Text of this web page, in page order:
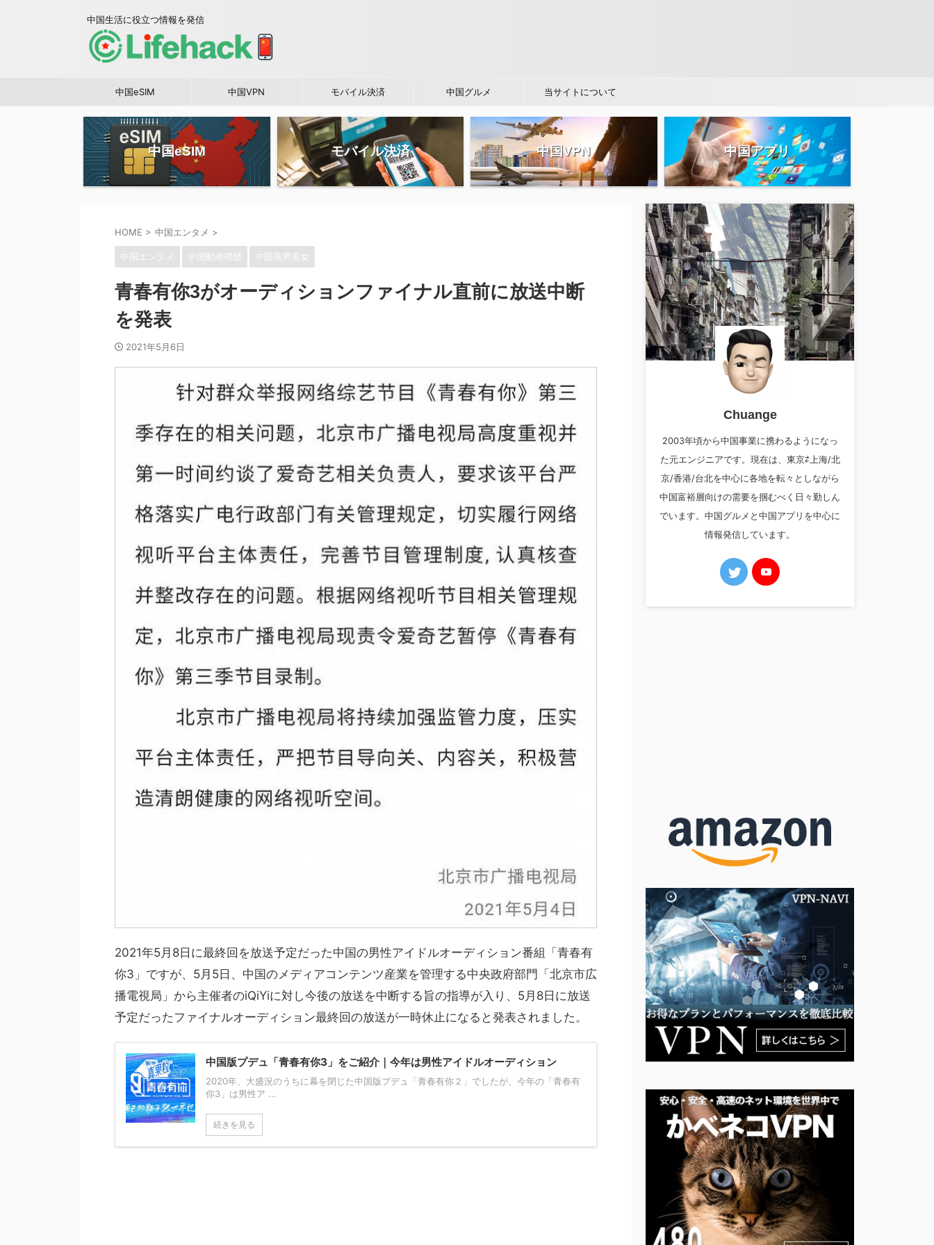
中国生活に役立つ情報を発信
中国eSIM 中国VPN モバイル決済 中国グルメ 当サイトについて
中国eSIM モバイル決済 中国VPN 中国アプリ
HOME > 中国エンタメ >
中国エンタメ 中国動画視聴 中国美男美女
青春有你3がオーディションファイナル直前に放送中断
を発表
2021年5月6日
2021年5月8日に最終回を放送予定だった中国の男性アイドルオーディション番組「青春有
你3」ですが、5月5日、中国のメディアコンテンツ産業を管理する中央政府部門「北京市広
播電視局」から主催者のiQiYiに対し今後の放送を中断する旨の指導が入り、5月8日に放送
予定だったファイナルオーディション最終回の放送が一時休止になると発表されました。
中国版プデュ「青春有你3」をご紹介｜今年は男性アイドルオーディション
2020年、大盛況のうちに幕を閉じた中国版プデュ「青春有你２」でしたが、今年の「青春有
你3」は男性ア ...
続きを見る
Chuange
2003年頃から中国事業に携わるようになっ
た元エンジニアです。現在は、東京⇄上海/北
京/香港/台北を中心に各地を転々としながら
中国富裕層向けの需要を掴むべく日々勤しん
でいます。中国グルメと中国アプリを中心に
情報発信しています。